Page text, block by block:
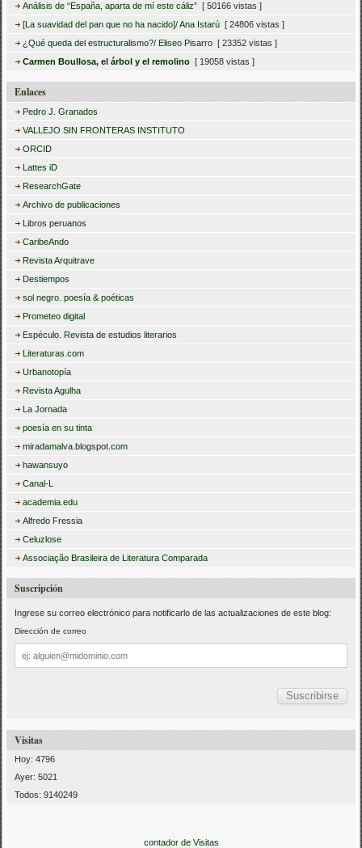
Análisis de “España, aparta de mí este cáliz” [ 50166 vistas ]
[La suavidad del pan que no ha nacido]/ Ana Istarú [ 24806 vistas ]
¿Qué queda del estructuralismo?/ Eliseo Pisarro [ 23352 vistas ]
Carmen Boullosa, el árbol y el remolino [ 19058 vistas ]
Enlaces
Pedro J. Granados
VALLEJO SIN FRONTERAS INSTITUTO
ORCID
Lattes iD
ResearchGate
Archivo de publicaciones
Libros peruanos
CaribeAndo
Revista Arquitrave
Destiempos
sol negro. poesía & poéticas
Prometeo digital
Espéculo. Revista de estudios literarios
Literaturas.com
Urbanotopía
Revista Agulha
La Jornada
poesía en su tinta
miradamalva.blogspot.com
hawansuyo
Canal-L
academia.edu
Alfredo Fressia
Celuzlose
Associação Brasileira de Literatura Comparada
Suscripción
Ingrese su correo electrónico para notificarlo de las actualizaciones de este blog:
Dirección de correo
Dirección
de
correo
Visitas
Hoy: 4796
Ayer: 5021
Todos: 9140249
contador de Visitas